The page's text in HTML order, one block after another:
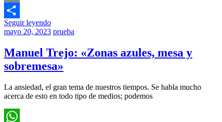
Email
Compartir
Seguir leyendo
mayo 20, 2023 prueba
Manuel Trejo: «Zonas azules, mesa y
sobremesa»
La ansiedad, el gran tema de nuestros tiempos. Se habla mucho
acerca de esto en todo tipo de medios; podemos